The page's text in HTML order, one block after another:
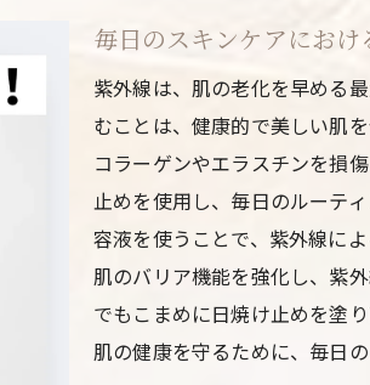
目を紫外線から守る室内の工夫
コンタクトレンズでの紫外線対策
紫外線による目の健康被害と対策
眼科医が推奨する紫外線防止方法
日常生活で取り入れるアイケアテ
免疫力を高める紫外線対策の重要性
免疫系に影響を与える紫外線のメ
免疫力を保つための紫外線対策
ストレス管理と紫外線対策の関係
毎日のスキンケアにお
紫外線は、肌の老化を早める
むことは、健康的で美しい肌
コラーゲンやエラスチンを損
止めを使用し、毎日のルーテ
容液を使うことで、紫外線に
肌のバリア機能を強化し、紫
でもこまめに日焼け止めを塗
肌の健康を守るために、毎日